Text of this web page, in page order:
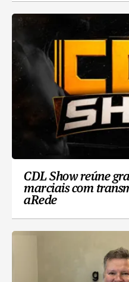
CDL Show reúne
marciais com
aRede